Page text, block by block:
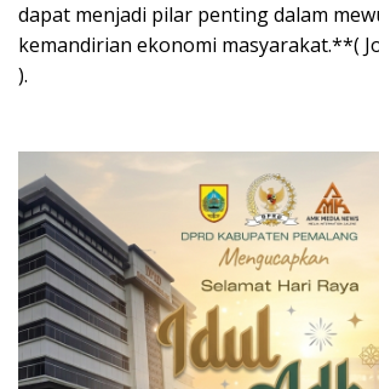
dapat menjadi pilar penting dalam
kemandirian ekonomi masyarakat.**(
).